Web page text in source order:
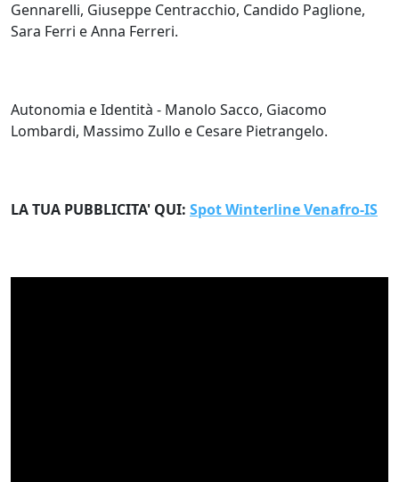
Gennarelli, Giuseppe Centracchio, Candido Paglione,
Sara Ferri e Anna Ferreri.
Autonomia e Identità - Manolo Sacco, Giacomo
Lombardi, Massimo Zullo e Cesare Pietrangelo.
LA TUA PUBBLICITA' QUI: Spot Winterline Venafro-IS